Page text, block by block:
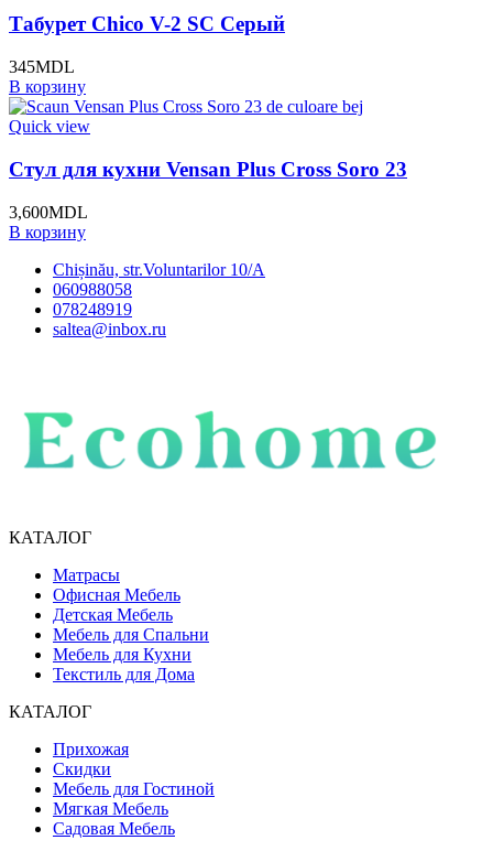
Табурет Chico V-2 SC Серый
345MDL
В корзину
Quick view
Стул для кухни Vensan Plus Cross Soro 23
3,600MDL
В корзину
Chișinău, str.Voluntarilor 10/A
060988058
078248919
saltea@inbox.ru
КАТАЛОГ
Матрасы
Офисная Мебель
Детская Мебель
Мебель для Спальни
Мебель для Кухни
Текстиль для Дома
КАТАЛОГ
Прихожая
Скидки
Мебель для Гостиной
Мягкая Мебель
Садовая Мебель